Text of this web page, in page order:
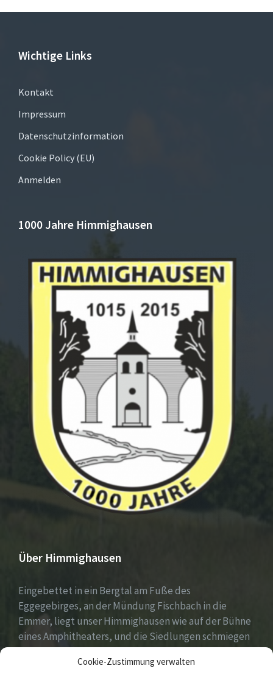
Cookie-Zustimmung verwalten
Wichtige Links
Kontakt
Impressum
Datenschutzinformation
Cookie Policy (EU)
Anmelden
1000 Jahre Himmighausen
Über Himmighausen
Eingebettet in ein Bergtal am Fuße des
Eggegebirges, an der Mündung Fischbach in die
Emmer, liegt unser Himmighausen wie auf der Bühne
eines Amphitheaters, und die Siedlungen schmiegen
sich an die umgebenden, seit Jahrhunderten mit
Mischwäldern bepflanzten Berge.